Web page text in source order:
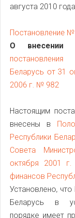
августа 2010
Постановление
О внесении
Беларусь от 31
2006 г. № 982
Настоящим
внесены в
Республики
Совета
октября 2001
финансов
Установлено,
Беларусь в
порядке имеет